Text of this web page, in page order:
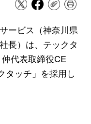
ービス（神奈川県
長）は、テックタ
代表取締役CE
タッチ」を採用し